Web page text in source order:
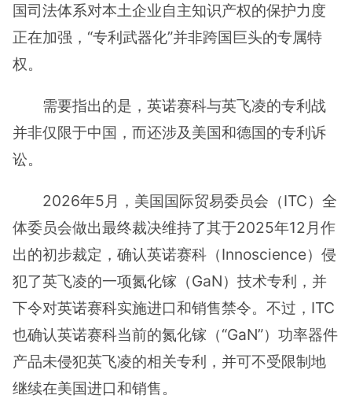
国司法体系对本土企业自主知识产权的保护力度
正在加强，“专利武器化”并非跨国巨头的专属特
权。
需要指出的是，英诺赛科与英飞凌的专利战
并非仅限于中国，而还涉及美国和德国的专利诉
讼。
2026年5月，美国国际贸易委员会（ITC）全
体委员会做出最终裁决维持了其于2025年12月作
出的初步裁定，确认英诺赛科（Innoscience）侵
犯了英飞凌的一项氮化镓（GaN）技术专利，并
下令对英诺赛科实施进口和销售禁令。不过，ITC
也确认英诺赛科当前的氮化镓（“GaN”）功率器件
产品未侵犯英飞凌的相关专利，并可不受限制地
继续在美国进口和销售。